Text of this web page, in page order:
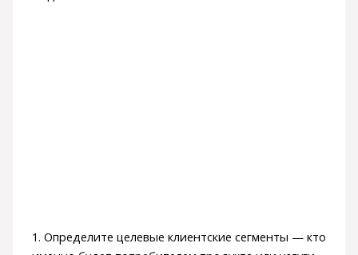
1. Определите целевые клиентские сегменты — кто